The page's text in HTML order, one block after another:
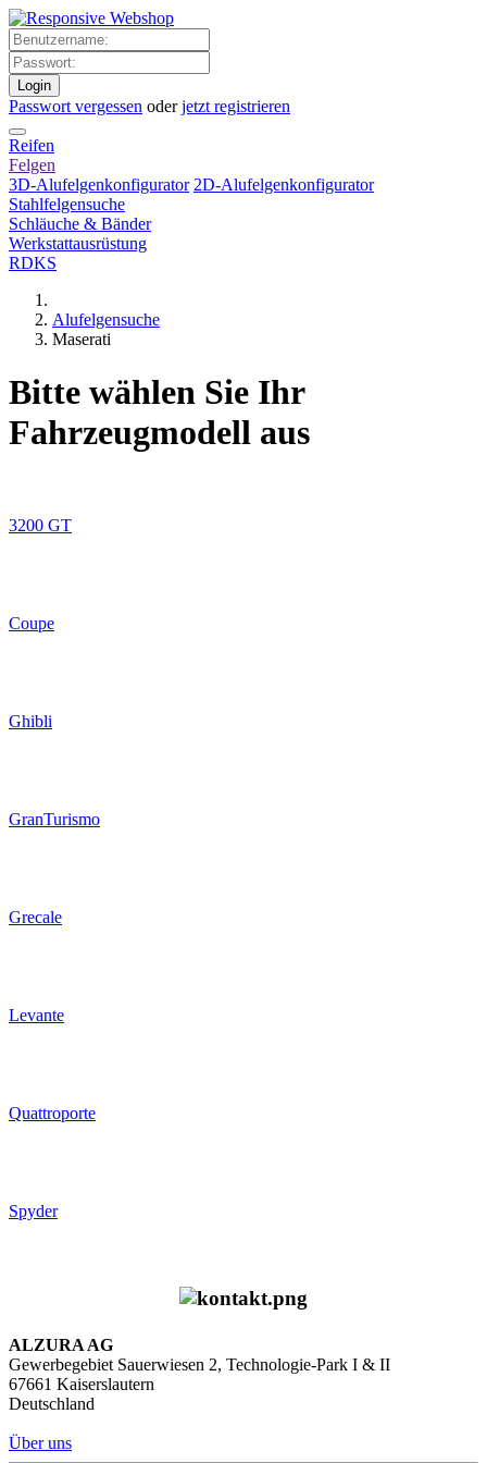
Login
Passwort vergessen oderjetzt registrieren
Reifen
Felgen
3D-Alufelgenkonfigurator 2D-Alufelgenkonfigurator
Stahlfelgensuche
Schläuche & Bänder
Werkstattausrüstung
RDKS
Alufelgensuche
Maserati
Bitte wählen Sie Ihr
Fahrzeugmodell aus
3200 GT
Coupe
Ghibli
GranTurismo
Grecale
Levante
Quattroporte
Spyder
ALZURA AG
Gewerbegebiet Sauerwiesen 2, Technologie-Park I & II
67661 Kaiserslautern
Deutschland
Über uns